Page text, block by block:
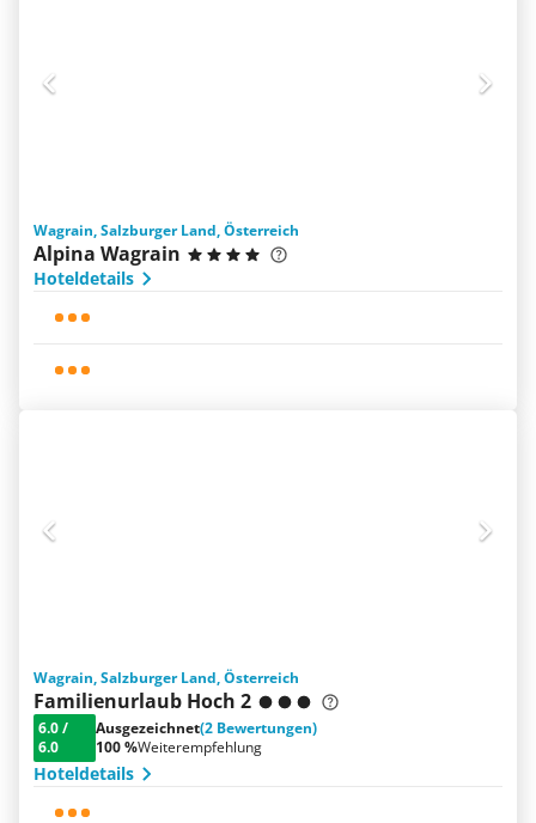
Wagrain, Salzburger Land, Österreich
Alpina Wagrain
Hoteldetails
Wagrain, Salzburger Land, Österreich
Familienurlaub Hoch 2
6.0/
6.0
Ausgezeichnet(2 Bewertungen)
100 %Weiterempfehlung
Hoteldetails